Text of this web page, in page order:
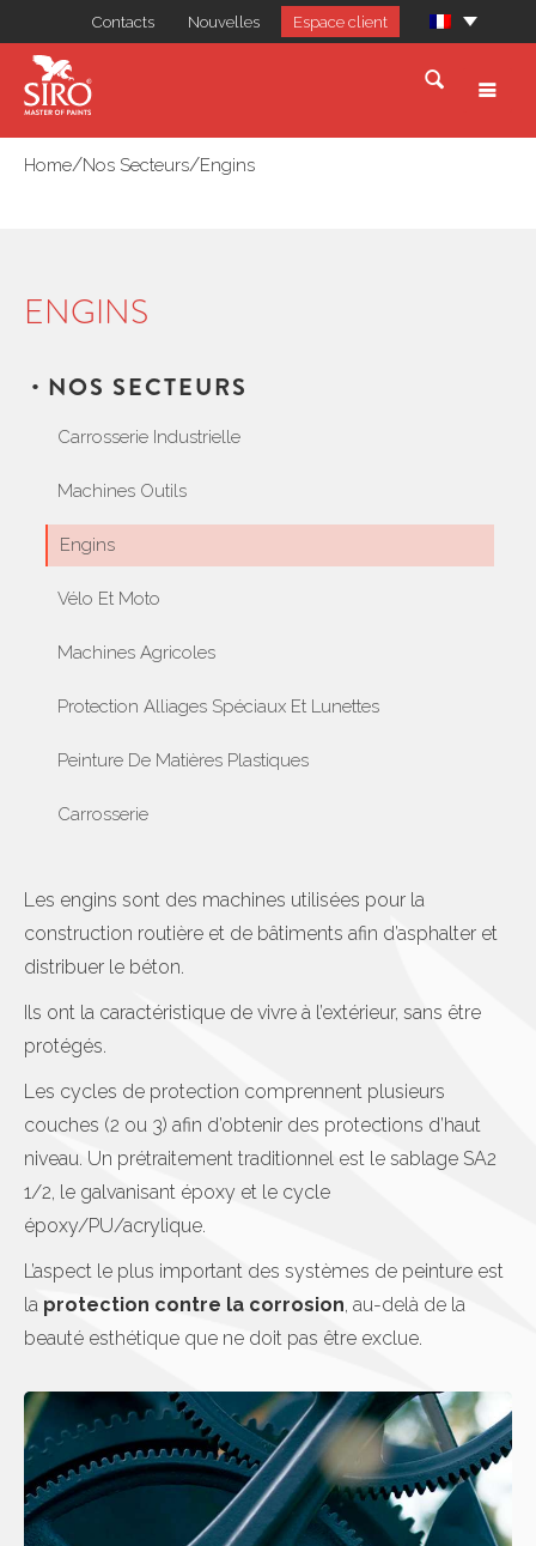
Contacts Nouvelles Espace client
Home/Nos Secteurs/Engins
ENGINS
NOS SECTEURS
Carrosserie Industrielle
Machines Outils
Engins
Vélo Et Moto
Machines Agricoles
Protection Alliages Spéciaux Et Lunettes
Peinture De Matières Plastiques
Carrosserie
Les engins sont des machines utilisées pour la
construction routière et de bâtiments afin d’asphalter et
distribuer le béton.
Ils ont la caractéristique de vivre à l’extérieur, sans être
protégés.
Les cycles de protection comprennent plusieurs
couches (2 ou 3) afin d’obtenir des protections d’haut
niveau. Un prétraitement traditionnel est le sablage SA2
1/2, le galvanisant époxy et le cycle
époxy/PU/acrylique.
L’aspect le plus important des systèmes de peinture est
la protection contre la corrosion, au-delà de la
beauté esthétique que ne doit pas être exclue.